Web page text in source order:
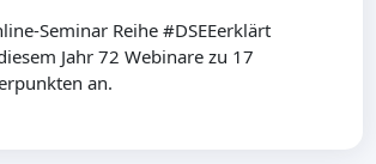
Seminar Reihe #DSEEerklärt
Jahr 72 Webinare zu 17
an.